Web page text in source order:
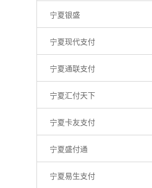
宁夏银盛
宁夏现代支付
宁夏通联支付
宁夏汇付天下
宁夏卡友支付
宁夏盛付通
宁夏易生支付